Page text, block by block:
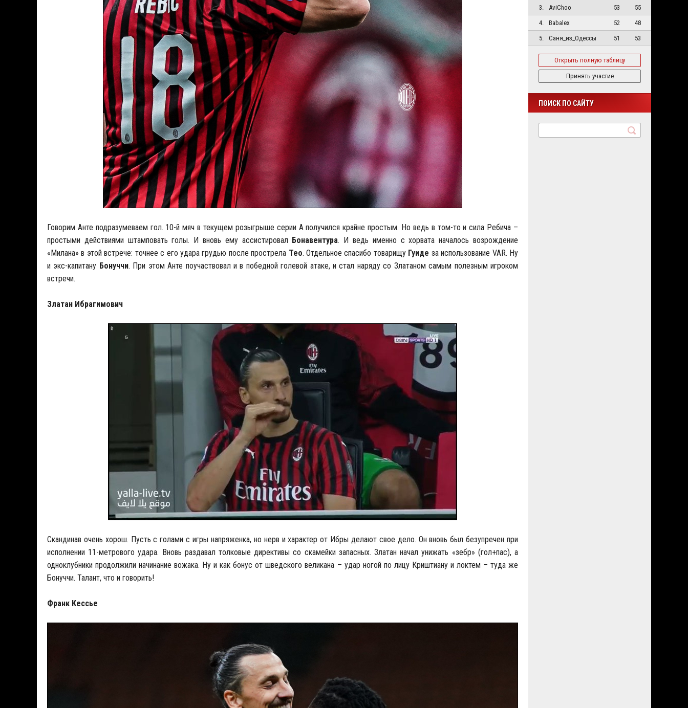
Говорим Анте подразумеваем гол. 10-й мяч в текущем розыгрыше серии А получился крайне простым. Но ведь в том-то и сила Ребича –
простыми действиями штамповать голы. И вновь ему ассистировал Бонавентура. И ведь именно с хорвата началось возрождение
«Милана» в этой встрече: точнее с его удара грудью после прострела Тео. Отдельное спасибо товарищу Гуиде за использование VAR. Ну
и экс-капитану Бонуччи. При этом Анте поучаствовал и в победной голевой атаке, и стал наряду со Златаном самым полезным игроком
встречи.
Златан Ибрагимович
Скандинав очень хорош. Пусть с голами с игры напряженка, но нерв и характер от Ибры делают свое дело. Он вновь был безупречен при
исполнении 11-метрового удара. Вновь раздавал толковые директивы со скамейки запасных. Златан начал унижать «зебр» (гол+пас), а
одноклубники продолжили начинание вожака. Ну и как бонус от шведского великана – удар ногой по лицу Криштиану и локтем – туда же
Бонуччи. Талант, что и говорить!
Франк Кессье
3.
AviChoo 53
55
4.
Babalex 52
48
5.
Саня_из_Одессы 51 53
Открыть полную таблицу
Принять участие
ПОИСК ПО САЙТУ